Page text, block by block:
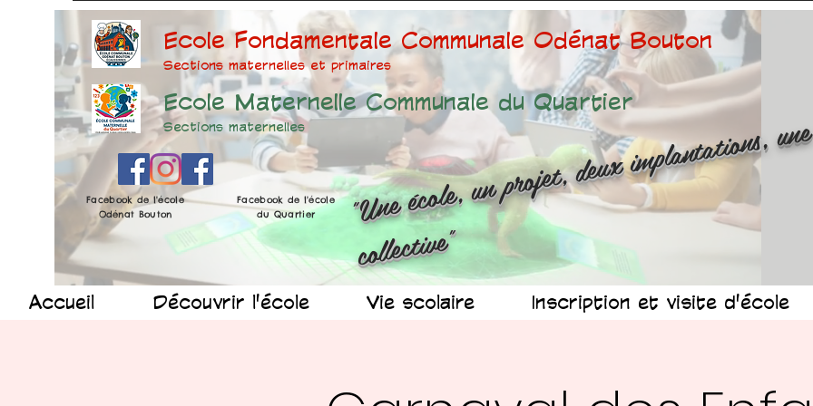
Ecole Fondamentale Communale Odénat Bouton
Sections maternelles et primaires
Ecole Maternelle Communale du Quartier
Sections maternelles ne
n
x
"
Facebook de l'école
Odénat Bouton
Facebook de l'école
du Quartier
Accueil Découvrir l'école Vie scolaire Inscription et visite d'école